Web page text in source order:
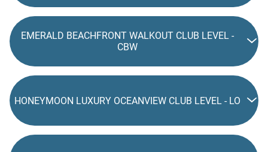
EMERALD BEACHFRONT WALKOUT CLUB LEVEL -
CBW
HONEYMOON LUXURY OCEANVIEW CLUB LEVEL - LO